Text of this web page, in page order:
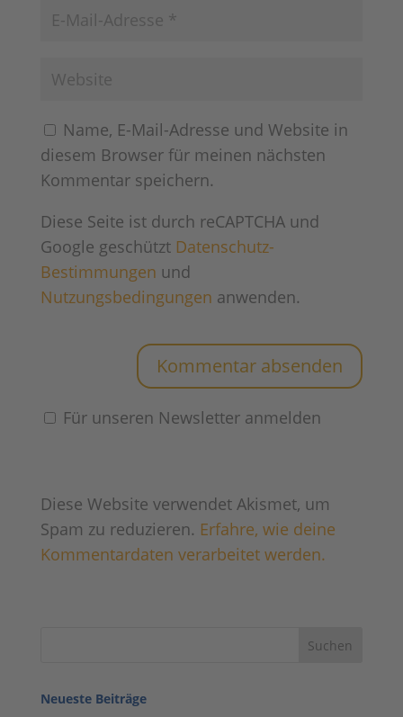
Name, E-Mail-Adresse und Website in
diesem Browser für meinen nächsten
Kommentar speichern.
Diese Seite ist durch reCAPTCHA und
Google geschützt Datenschutz-
Bestimmungen und
Nutzungsbedingungen anwenden.
Für unseren Newsletter anmelden
Diese Website verwendet Akismet, um
Spam zu reduzieren. Erfahre, wie deine
Kommentardaten verarbeitet werden.
Neueste Beiträge